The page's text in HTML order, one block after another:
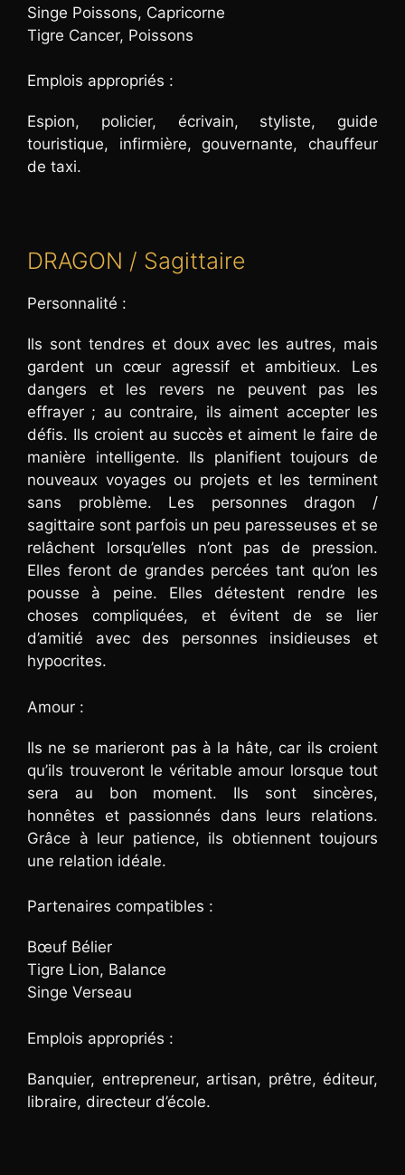
Singe Poissons, Capricorne
Tigre Cancer, Poissons
Emplois appropriés :
Espion, policier, écrivain, styliste, guide
touristique, infirmière, gouvernante, chauffeur
de taxi.
DRAGON / Sagittaire
Personnalité :
Ils sont tendres et doux avec les autres, mais
gardent un cœur agressif et ambitieux. Les
dangers et les revers ne peuvent pas les
effrayer ; au contraire, ils aiment accepter les
défis. Ils croient au succès et aiment le faire de
manière intelligente. Ils planifient toujours de
nouveaux voyages ou projets et les terminent
sans problème. Les personnes dragon /
sagittaire sont parfois un peu paresseuses et se
relâchent lorsqu’elles n’ont pas de pression.
Elles feront de grandes percées tant qu’on les
pousse à peine. Elles détestent rendre les
choses compliquées, et évitent de se lier
d’amitié avec des personnes insidieuses et
hypocrites.
Amour :
Ils ne se marieront pas à la hâte, car ils croient
qu’ils trouveront le véritable amour lorsque tout
sera au bon moment. Ils sont sincères,
honnêtes et passionnés dans leurs relations.
Grâce à leur patience, ils obtiennent toujours
une relation idéale.
Partenaires compatibles :
Bœuf Bélier
Tigre Lion, Balance
Singe Verseau
Emplois appropriés :
Banquier, entrepreneur, artisan, prêtre, éditeur,
libraire, directeur d’école.